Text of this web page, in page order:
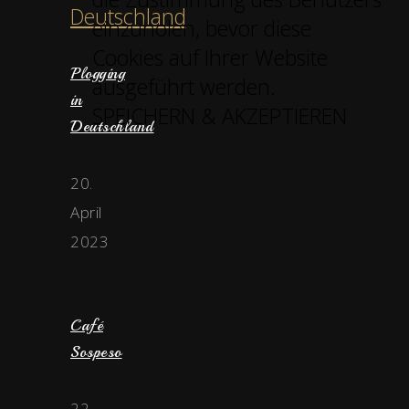
Plogging
in
Deutschland
20.
April
2023
Café
Sospeso
einzuholen, bevor diese
ausgeführt werden.
SPEICHERN & AKZEPTIEREN